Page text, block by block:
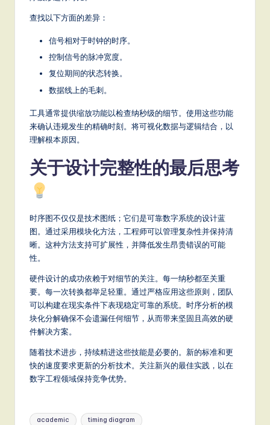
查找以下方面的差异：
信号相对于时钟的时序。
控制信号的脉冲宽度。
复位期间的状态转换。
数据线上的毛刺。
工具通常提供缩放功能以检查纳秒级的细节。使用这些功能
来确认违规发生的精确时刻。将可视化数据与逻辑结合，以
理解根本原因。
关于设计完整性的最后思考
时序图不仅仅是技术图纸；它们是可靠数字系统的设计蓝
图。通过采用模块化方法，工程师可以管理复杂性并保持清
晰。这种方法支持可扩展性，并降低发生昂贵错误的可能
性。
硬件设计的成功依赖于对细节的关注。每一纳秒都至关重
要。每一次转换都举足轻重。通过严格应用这些原则，团队
可以构建在现实条件下表现稳定可靠的系统。时序分析的模
块化分解确保不会遗漏任何细节，从而带来坚固且高效的硬
件解决方案。
随着技术进步，持续精进这些技能是必要的。新的标准和更
快的速度要求更新的分析技术。关注新兴的最佳实践，以在
数字工程领域保持竞争优势。
Tags:
academic timing diagram